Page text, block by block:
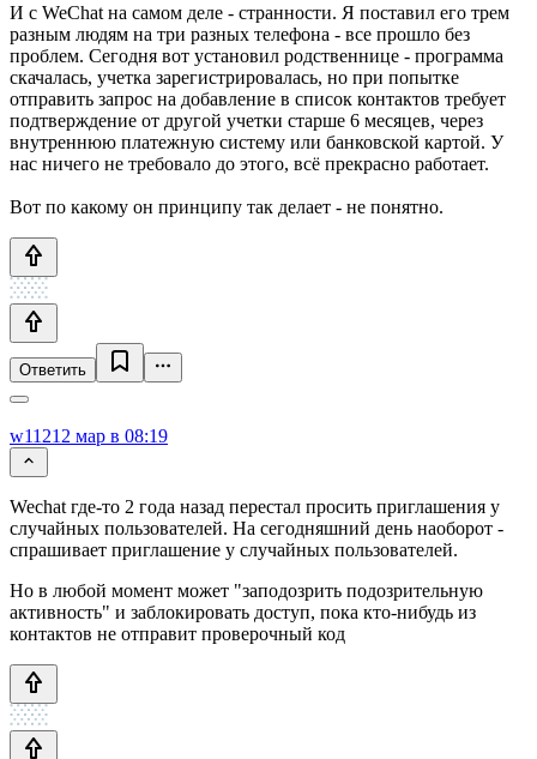
И с WeChat на самом деле - странности. Я поставил его трем
разным людям на три разных телефона - все прошло без
проблем. Сегодня вот установил родственнице - программа
скачалась, учетка зарегистрировалась, но при попытке
отправить запрос на добавление в список контактов требует
подтверждение от другой учетки старше 6 месяцев, через
внутреннюю платежную систему или банковской картой. У
нас ничего не требовало до этого, всё прекрасно работает.
Вот по какому он принципу так делает - не понятно.
Ответить
w1121 2 мар в 08:19
Weсhat где-то 2 года назад перестал просить приглашения у
случайных пользователей. На сегодняшний день наоборот -
спрашивает приглашение у случайных пользователей.
Но в любой момент может "заподозрить подозрительную
активность" и заблокировать доступ, пока кто-нибудь из
контактов не отправит проверочный код